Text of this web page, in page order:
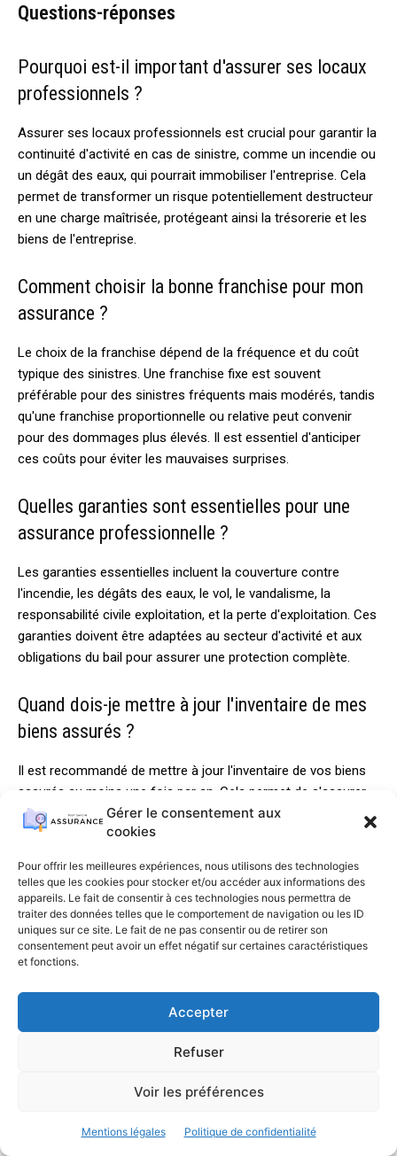
Gérer le consentement aux
cookies
Pour offrir les meilleures expériences, nous utilisons des technologies
telles que les cookies pour stocker et/ou accéder aux informations des
appareils. Le fait de consentir à ces technologies nous permettra de
traiter des données telles que le comportement de navigation ou les ID
uniques sur ce site. Le fait de ne pas consentir ou de retirer son
consentement peut avoir un effet négatif sur certaines caractéristiques
et fonctions.
Accepter
Refuser
Voir les préférences
Mentions légales Politique de confidentialité
Questions-réponses
Pourquoi est-il important d'assurer ses locaux
professionnels ?
Assurer ses locaux professionnels est crucial pour garantir la
continuité d'activité en cas de sinistre, comme un incendie ou
un dégât des eaux, qui pourrait immobiliser l'entreprise. Cela
permet de transformer un risque potentiellement destructeur
en une charge maîtrisée, protégeant ainsi la trésorerie et les
biens de l'entreprise.
Comment choisir la bonne franchise pour mon
assurance ?
Le choix de la franchise dépend de la fréquence et du coût
typique des sinistres. Une franchise fixe est souvent
préférable pour des sinistres fréquents mais modérés, tandis
qu'une franchise proportionnelle ou relative peut convenir
pour des dommages plus élevés. Il est essentiel d'anticiper
ces coûts pour éviter les mauvaises surprises.
Quelles garanties sont essentielles pour une
assurance professionnelle ?
Les garanties essentielles incluent la couverture contre
l'incendie, les dégâts des eaux, le vol, le vandalisme, la
responsabilité civile exploitation, et la perte d'exploitation. Ces
garanties doivent être adaptées au secteur d'activité et aux
obligations du bail pour assurer une protection complète.
Quand dois-je mettre à jour l'inventaire de mes
biens assurés ?
Il est recommandé de mettre à jour l'inventaire de vos biens
assurés au moins une fois par an. Cela permet de s'assurer
que la valeur assurée correspond à la valeur réelle des biens
et d'éviter les problèmes de sous-assurance en cas de
Où trouver des ressources sur les bonnes
pratiques d'assurance ?
Des ressources sur les bonnes pratiques d'assurance pour
les locaux commerciaux sont disponibles en ligne. Elles aident
à structurer l'analyse des garanties et à comprendre les
obligations liées à votre bail, ce qui est essentiel pour une